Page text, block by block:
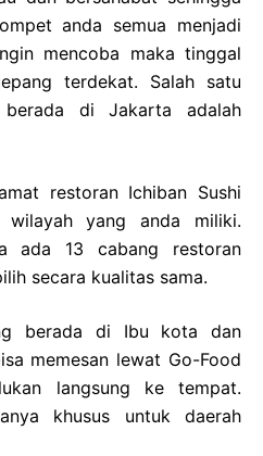
anda semua menjadi
mencoba maka tinggal
terdekat. Salah satu
di Jakarta adalah
restoran Ichiban Sushi
yang anda miliki.
ada 13 cabang restoran
secara kualitas sama.
berada di Ibu kota dan
memesan lewat Go-Food
langsung ke tempat.
khusus untuk daerah